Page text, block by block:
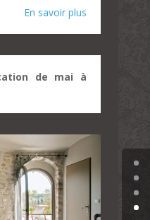
En savoir plus
de mai à